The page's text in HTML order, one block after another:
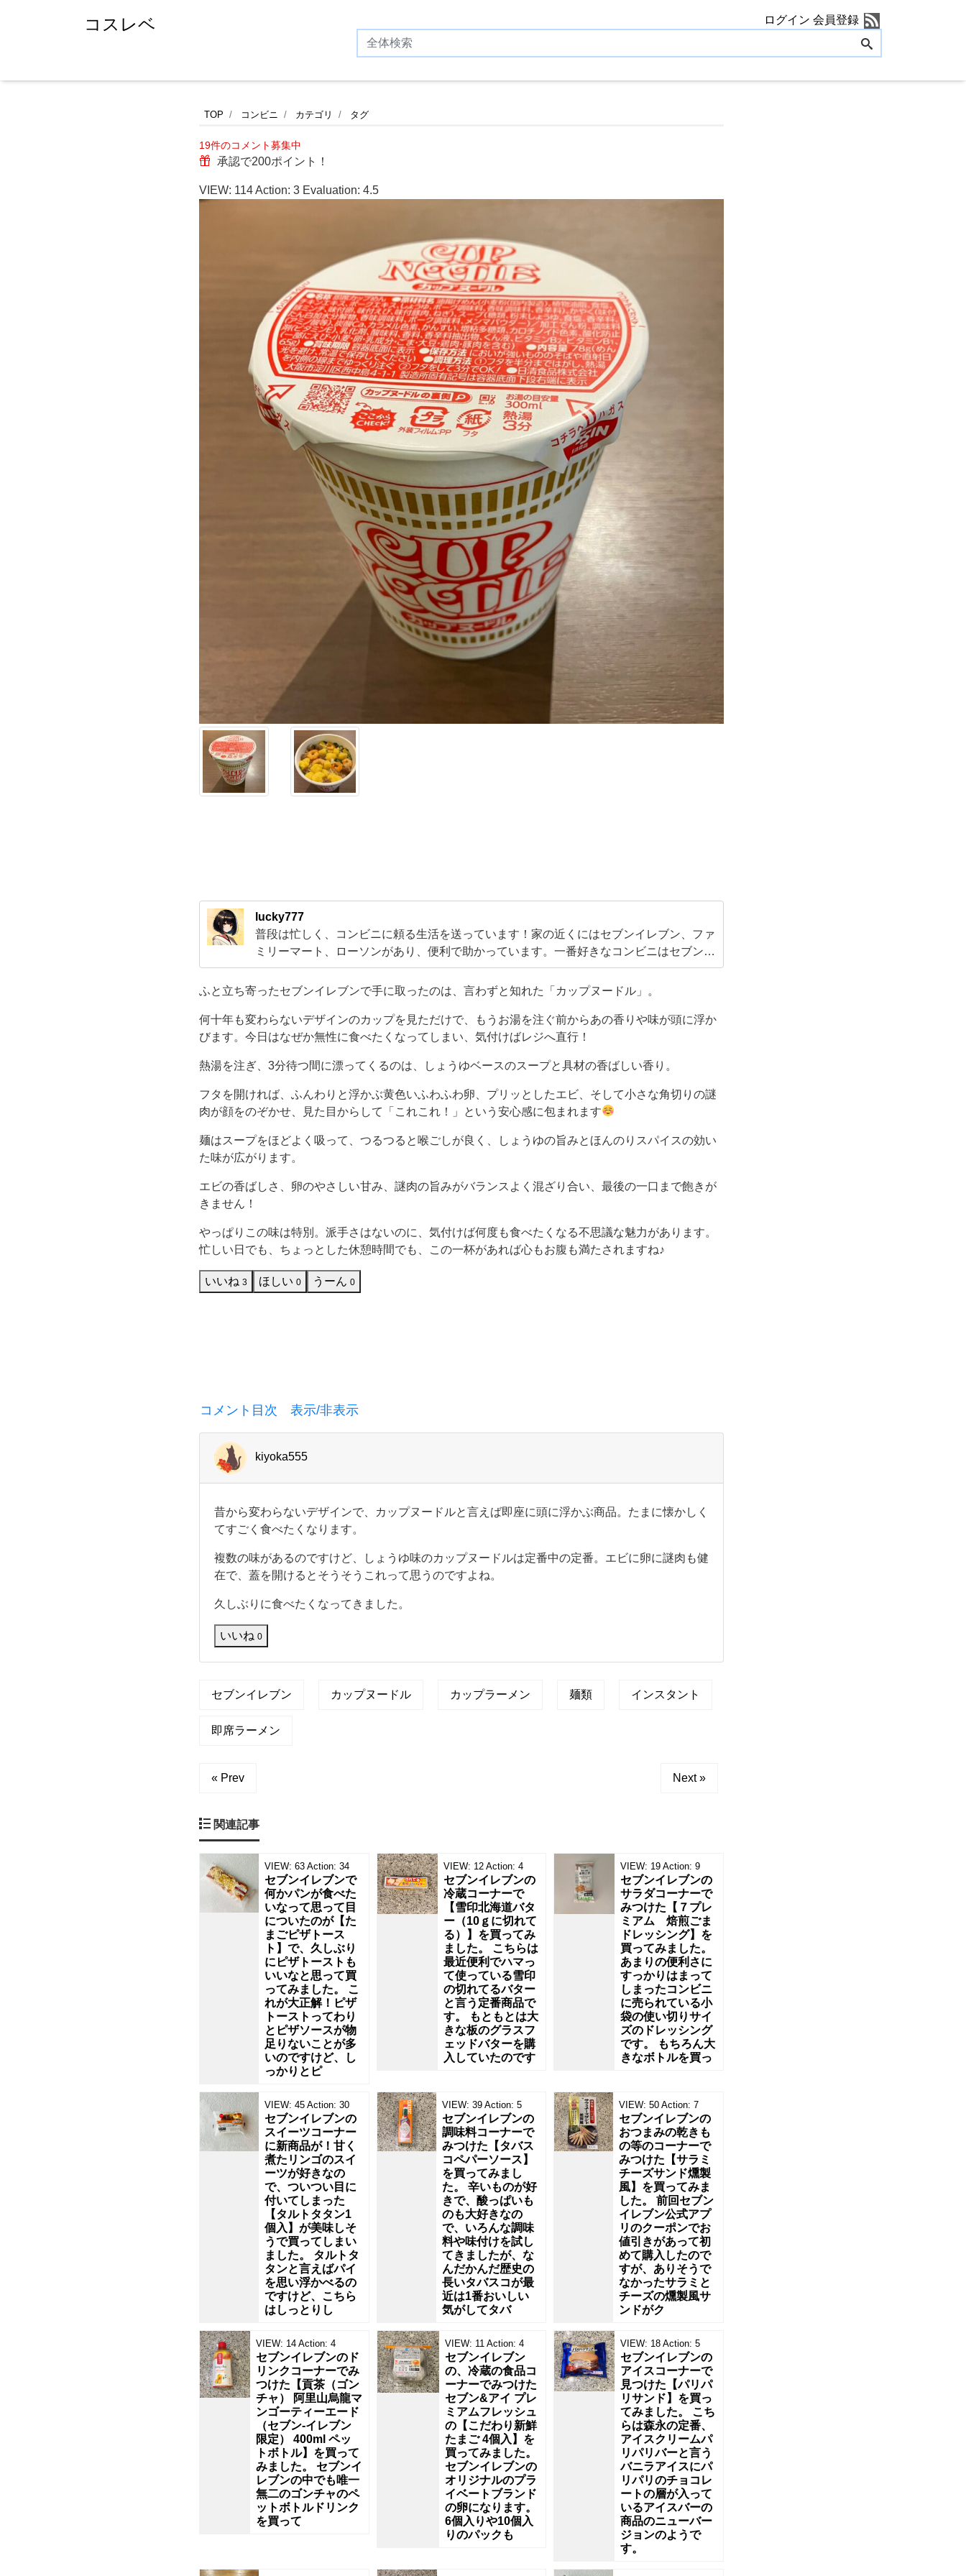
コスレベ ログイン 会員登録
ふ
と
立
取
っ
た
わ
ず
と
知
れ
た
「カ
ッ
プ
ヌ
ー
ド
十
年
も
変
わ
ら
な
い
ザ
イ
ン
の
カ
ッ
プ
け
で、
も
注
ぐ
前
TOP コンビニ カテゴリ タグ
19件のコメント募集中
承認で200ポイント！
VIEW: 114Action: 3 Evaluation: 4.5
lucky777
普段は忙しく、コンビニに頼る生活を送っています！家の近くにはセブンイレブン、ファ
ミリーマート、ローソンがあり、便利で助かっています。一番好きなコンビニはセブンイ
レブンで、おにぎりやスイーツが特にお気に入りです。 でも、ファミリーマートも好き
で、ファミチキやスナック類をよく購入します。ローソンでもたま
ふと立ち寄ったセブンイレブンで手に取ったのは、言わずと知れた「カップヌードル」。
何十年も変わらないデザインのカップを見ただけで、もうお湯を注ぐ前からあの香りや味が頭に浮か
びます。今日はなぜか無性に食べたくなってしまい、気付けばレジへ直行！
熱湯を注ぎ、3分待つ間に漂ってくるのは、しょうゆベースのスープと具材の香ばしい香り。
フタを開ければ、ふんわりと浮かぶ黄色いふわふわ卵、プリッとしたエビ、そして小さな角切りの謎
肉が顔をのぞかせ、見た目からして「これこれ！」という安心感に包まれます
麺はスープをほどよく吸って、つるつると喉ごしが良く、しょうゆの旨みとほんのりスパイスの効い
た味が広がります。
エビの香ばしさ、卵のやさしい甘み、謎肉の旨みがバランスよく混ざり合い、最後の一口まで飽きが
きません！
やっぱりこの味は特別。派手さはないのに、気付けば何度も食べたくなる不思議な魅力があります。
忙しい日でも、ちょっとした休憩時間でも、この一杯があれば心もお腹も満たされますね♪
いいね 3 ほしい 0 うーん 0
コメント目次 表示/非表示
kiyoka555
昔
か
ら
変
わ
ら
い
ザ
イ
ン
、
カ
プ
ル
え
ば
即
座
に
頭
昔から変わらないデザインで、カップヌードルと言えば即座に頭に浮かぶ商品。たまに懐かしく
てすごく食べたくなります。
複数の味があるのですけど、しょうゆ味のカップヌードルは定番中の定番。エビに卵に謎肉も健
在で、蓋を開けるとそうそうこれって思うのですよね。
久しぶりに食べたくなってきました。
いいね 0
セブンイレブン カップヌードル カップラーメン 麺類 インスタント
即席ラーメン
« Prev Next »
関連記事
VIEW: 63 Action: 34
セブンイレブンで
何かパンが食べた
いなって思って目
についたのが【た
まごピザトース
ト】で、久しぶり
にピザトーストも
いいなと思って買
ってみました。 こ
れが大正解！ピザ
トーストってわり
とピザソースが物
足りないことが多
いのですけど、し
っかりとピ
VIEW: 12 Action: 4
セブンイレブンの
冷蔵コーナーで
【雪印北海道バタ
ー（10ｇに切れて
る）】を買ってみ
ました。 こちらは
最近便利でハマっ
て使っている雪印
の切れてるバター
と言う定番商品で
す。 もともとは大
きな板のグラスフ
ェッドバターを購
入していたのです
VIEW: 19 Action: 9
セブンイレブンの
サラダコーナーで
みつけた【７プレ
ミアム 焙煎ごま
ドレッシング】を
買ってみました。
あまりの便利さに
すっかりはまって
しまったコンビニ
に売られている小
袋の使い切りサイ
ズのドレッシング
です。 もちろん大
きなボトルを買っ
VIEW: 45 Action: 30
セブンイレブンの
スイーツコーナー
に新商品が！甘く
煮たリンゴのスイ
ーツが好きなの
で、ついつい目に
付いてしまった
【タルトタタン1
個入】が美味しそ
うで買ってしまい
ました。 タルトタ
タンと言えばパイ
を思い浮かべるの
ですけど、こちら
はしっとりし
VIEW: 39 Action: 5
セブンイレブンの
調味料コーナーで
みつけた【タバス
コペパーソース】
を買ってみまし
た。 辛いものが好
きで、酸っぱいも
のも大好きなの
で、いろんな調味
料や味付けを試し
てきましたが、な
んだかんだ歴史の
長いタバスコが最
近は1番おいしい
気がしてタバ
VIEW: 50 Action: 7
セブンイレブンの
おつまみの乾きも
の等のコーナーで
みつけた【サラミ
チーズサンド燻製
風】を買ってみま
した。 前回セブン
イレブン公式アプ
リのクーポンでお
値引きがあって初
めて購入したので
すが、ありそうで
なかったサラミと
チーズの燻製風サ
ンドがク
VIEW: 14 Action: 4
セブンイレブンのド
リンクコーナーでみ
つけた【貢茶（ゴン
チャ） 阿里山烏龍マ
ンゴーティーエード
（セブン‐イレブン
限定） 400ml ペッ
トボトル】を買って
みました。 セブンイ
レブンの中でも唯一
無二のゴンチャのペ
ットボトルドリンク
を買って
VIEW: 11 Action: 4
セブンイレブン
の、冷蔵の食品コ
ーナーでみつけた
セブン&アイ プレ
ミアムフレッシュ
の【こだわり新鮮
たまご 4個入】を
買ってみました。
セブンイレブンの
オリジナルのプラ
イベートブランド
の卵になります。
6個入りや10個入
りのパックも
VIEW: 18 Action: 5
セブンイレブンの
アイスコーナーで
見つけた【パリパ
リサンド】を買っ
てみました。 こち
らは森永の定番、
アイスクリームパ
リパリバーと言う
バニラアイスにパ
リパリのチョコレ
ートの層が入って
いるアイスバーの
商品のニューバー
ジョンのようで
す。